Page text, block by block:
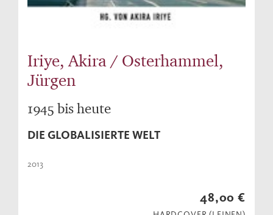
Iriye, Akira / Osterhammel,
Jürgen
1945 bis heute
DIE GLOBALISIERTE WELT
2013
48,00 €